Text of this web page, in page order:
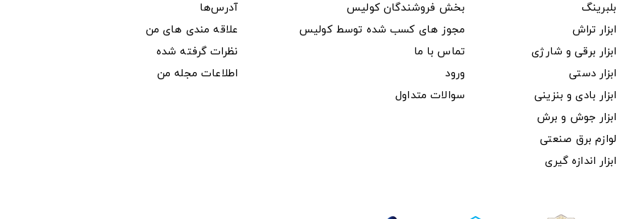
بلبرینگ
ابزار تراش
ابزار برقی و شارژی
ابزار دستی
ابزار بادی و بنزینی
ابزار جوش و برش
لوازم برق صنعتی
ابزار اندازه گیری
بخش فروشندگان کولیس
مجوز های کسب شده توسط کولیس
تماس با ما
ورود
سوالات متداول
آدرس‌ها
علاقه مندی های من
نظرات گرفته شده
اطلاعات مجله من